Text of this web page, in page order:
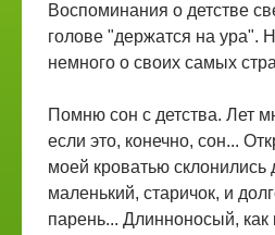
Воспоминания о детстве
голове "держатся на ура".
немного о своих самых
Помню сон с детства. Лет
если это, конечно, сон...
моей кроватью склонились
маленький, старичок, и
парень... Длинноносый, как